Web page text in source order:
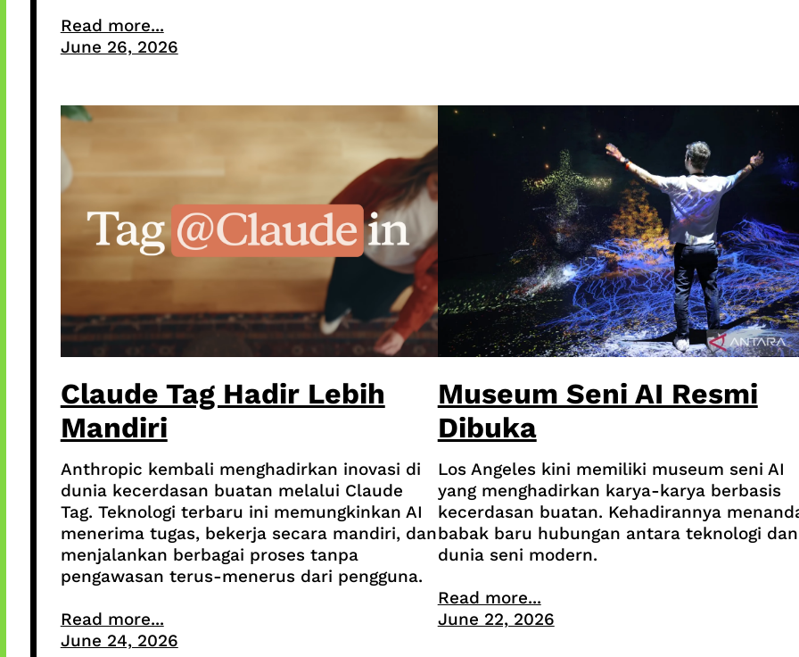
Read more...
June 26, 2026
Claude Tag Hadir Lebih
Mandiri
Anthropic kembali menghadirkan inovasi di
dunia kecerdasan buatan melalui Claude
Tag. Teknologi terbaru ini memungkinkan AI
menerima tugas, bekerja secara mandiri, dan
menjalankan berbagai proses tanpa
pengawasan terus-menerus dari pengguna.
Read more...
June 24, 2026
Museum Seni AI Resmi
Dibuka
Los Angeles kini memiliki museum seni AI
yang menghadirkan karya-karya berbasis
kecerdasan buatan. Kehadirannya
babak baru hubungan antara teknologi dan
dunia seni modern.
Read more...
June 22, 2026